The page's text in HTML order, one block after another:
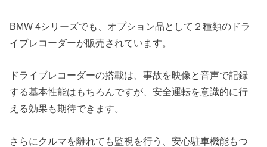
BMW 4シリーズでも、オプション品として２種類のドラ
イブレコーダーが販売されています。
ドライブレコーダーの搭載は、事故を映像と音声で記録
する基本性能はもちろんですが、安全運転を意識的に行
える効果も期待できます。
さらにクルマを離れても監視を行う、安心駐車機能もつ